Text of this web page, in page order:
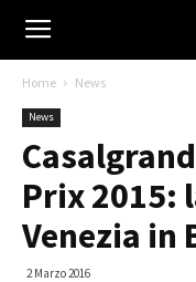
Home News
News
Prix 2015:
Venezia in
2 Marzo 2016